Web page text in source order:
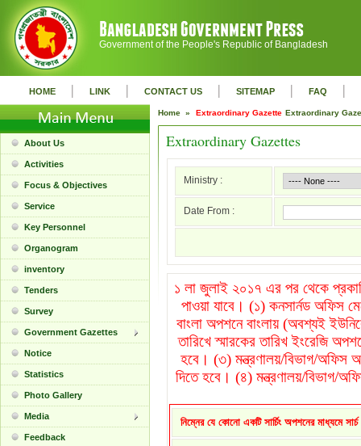
Government of the People's Republic of Bangladesh
HOME | LINK | CONTACT US | SITEMAP | FAQ |
About Us
Activities
Focus & Objectives
Service
Key Personnel
Organogram
inventory
Tenders
Survey
Government Gazettes
Notice
Statistics
Photo Gallery
Media
Feedback
Home » Extraordinary Gazette Extraordinary
Extraordinary Gazettes
Ministry :
Date From :
১ লা জুলাই ২০১৭ এর পর থেকে
পাওয়া যাবে। (১) কনসার্নড অফিস
বাংলা অপশনে বাংলায় (অবশ্যই
তারিখে স্মারকের তারিখ ইংরেজি
হবে। (৩) মন্ত্রণালয়/বিভাগ/অফিস
দিতে হবে। (৪) মন্ত্রণালয়/বিভাগ/
নিম্নের যে কোনো একটি সার্চিং অপশনের মাধ্যমে